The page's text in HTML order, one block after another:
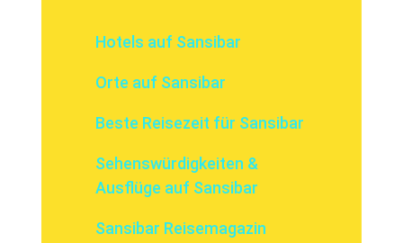
Hotels auf Sansibar
Orte auf Sansibar
Beste Reisezeit für Sansibar
Sehenswürdigkeiten &
Ausflüge auf Sansibar
Sansibar Reisemagazin